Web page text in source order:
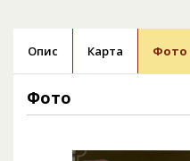
Опис Карта Фото
Фото